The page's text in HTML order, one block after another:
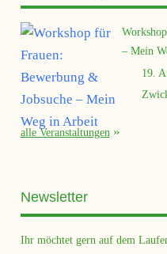
– Mein
19.
alle Veranstaltungen
Newsletter
Ihr möchtet gern auf dem